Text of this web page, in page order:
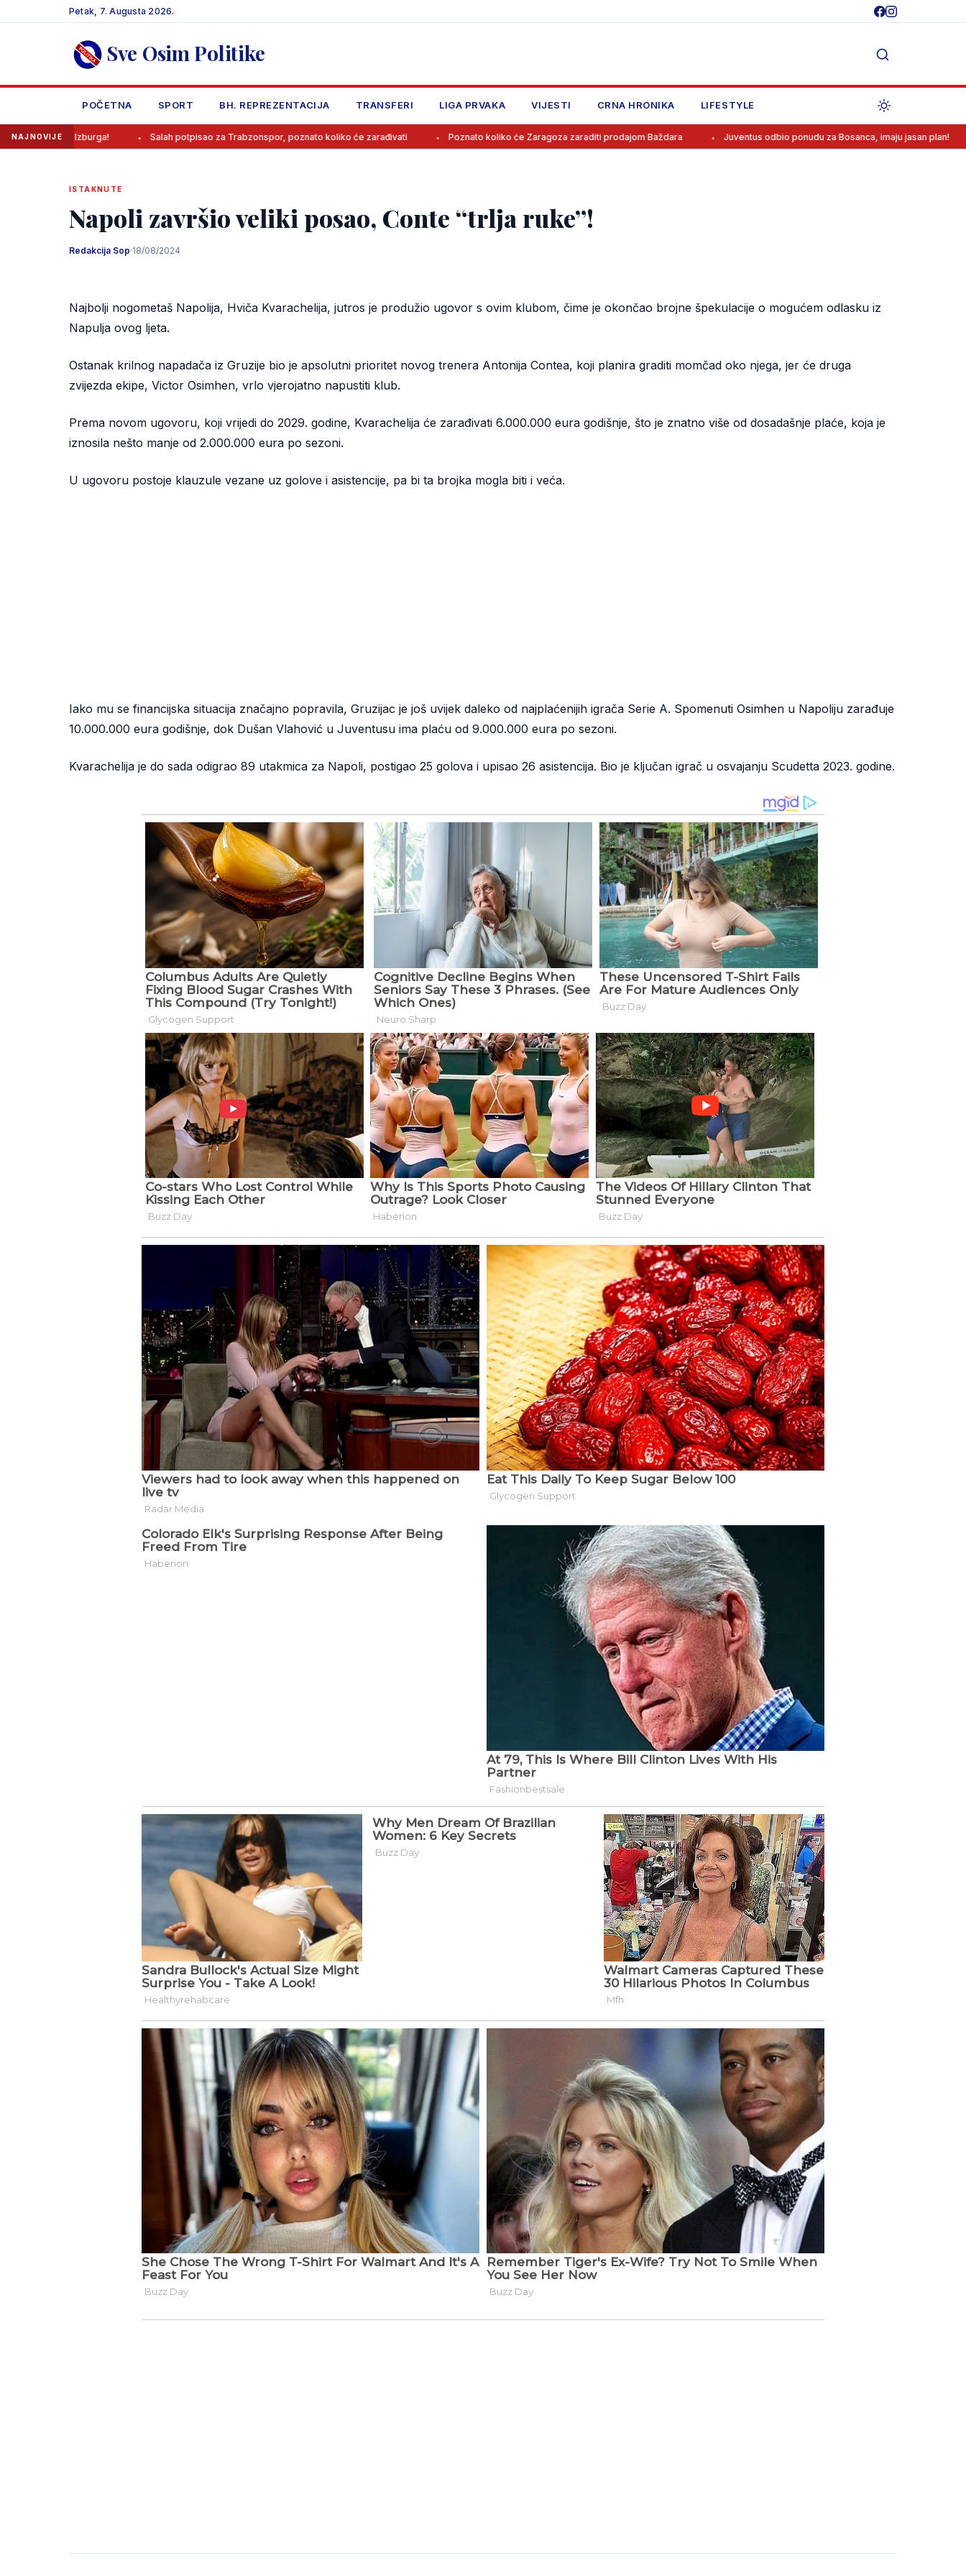
to
Petak, 7. Augusta 2026.
Sve Osim Politike
POČETNA SPORT BH. REPREZENTACIJA TRANSFERI LIGA PRVAKA VIJESTI CRNA HRONIKA LIFESTYLE
NAJNOVIJE
Salzburga! Salah potpisao za Trabzonspor, poznato koliko će zarađivati Poznato koliko će Zaragoza zaraditi prodajom Baždara Juventus odbio ponudu za Bosanca, imaju jasan plan! Sreća
ISTAKNUTE
Napoli završio veliki posao, Conte “trlja ruke”!
Redakcija Sop·18/08/2024
Najbolji nogometaš Napolija, Hviča Kvarachelija, jutros je produžio ugovor s ovim klubom, čime je okončao brojne špekulacije o mogućem odlasku iz
Napulja ovog ljeta.
Ostanak krilnog napadača iz Gruzije bio je apsolutni prioritet novog trenera Antonija Contea, koji planira graditi momčad oko njega, jer će druga
zvijezda ekipe, Victor Osimhen, vrlo vjerojatno napustiti klub.
Prema novom ugovoru, koji vrijedi do 2029. godine, Kvarachelija će zarađivati 6.000.000 eura godišnje, što je znatno više od dosadašnje plaće, koja je
iznosila nešto manje od 2.000.000 eura po sezoni.
U ugovoru postoje klauzule vezane uz golove i asistencije, pa bi ta brojka mogla biti i veća.
Iako mu se financijska situacija značajno popravila, Gruzijac je još uvijek daleko od najplaćenijih igrača Serie A. Spomenuti Osimhen u Napoliju zarađuje
10.000.000 eura godišnje, dok Dušan Vlahović u Juventusu ima plaću od 9.000.000 eura po sezoni.
Kvarachelija je do sada odigrao 89 utakmica za Napoli, postigao 25 golova i upisao 26 asistencija. Bio je ključan igrač u osvajanju Scudetta 2023. godine.